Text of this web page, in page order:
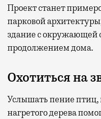
Проект станет
парковой
здание с окружающей
продолжением дома.
Охотиться на
Услышать пение птиц,
нагретого дерева